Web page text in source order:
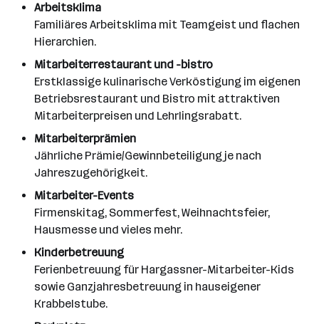
Arbeitsklima
Familiäres Arbeitsklima mit Teamgeist und flachen
Hierarchien.
Mitarbeiterrestaurant und -bistro
Erstklassige kulinarische Verköstigung im eigenen
Betriebsrestaurant und Bistro mit attraktiven
Mitarbeiterpreisen und Lehrlingsrabatt.
Mitarbeiterprämien
Jährliche Prämie/Gewinnbeteiligung je nach
Jahreszugehörigkeit.
Mitarbeiter-Events
Firmenskitag, Sommerfest, Weihnachtsfeier,
Hausmesse und vieles mehr.
Kinderbetreuung
Ferienbetreuung für Hargassner-Mitarbeiter-Kids
sowie Ganzjahresbetreuung in hauseigener
Krabbelstube.